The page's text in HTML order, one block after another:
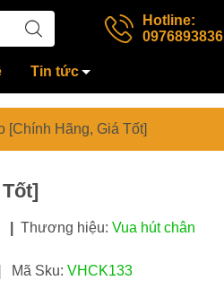
Hotline:
0976893836
Tin tức
[Chính Hãng, Giá Tốt]
Thương hiệu: Vua hút chân
Mã Sku: VHCK133